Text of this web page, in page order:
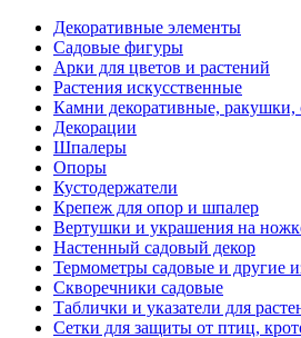
Декоративные элементы
Садовые фигуры
Арки для цветов и растений
Растения искусственные
Камни декоративные, ракушки,
Декорации
Шпалеры
Опоры
Кустодержатели
Крепеж для опор и шпалер
Вертушки и украшения на
Настенный садовый декор
Термометры садовые и другие
Скворечники садовые
Таблички и указатели для
Сетки для защиты от птиц,